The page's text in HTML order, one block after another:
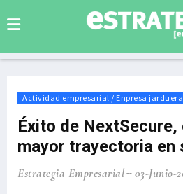
Actividad empresarial / Enpresa jarduera
Éxito de
mayor trayectoria en
Estrategia Empresarial 03-Junio-